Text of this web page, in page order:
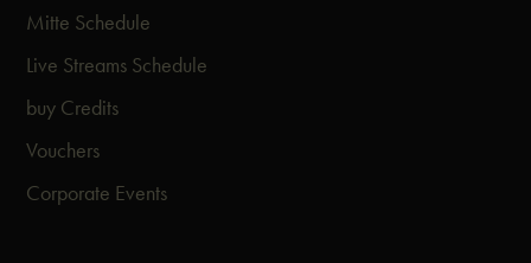
Mitte Schedule
Live Streams Schedule
buy Credits
Vouchers
Corporate Events